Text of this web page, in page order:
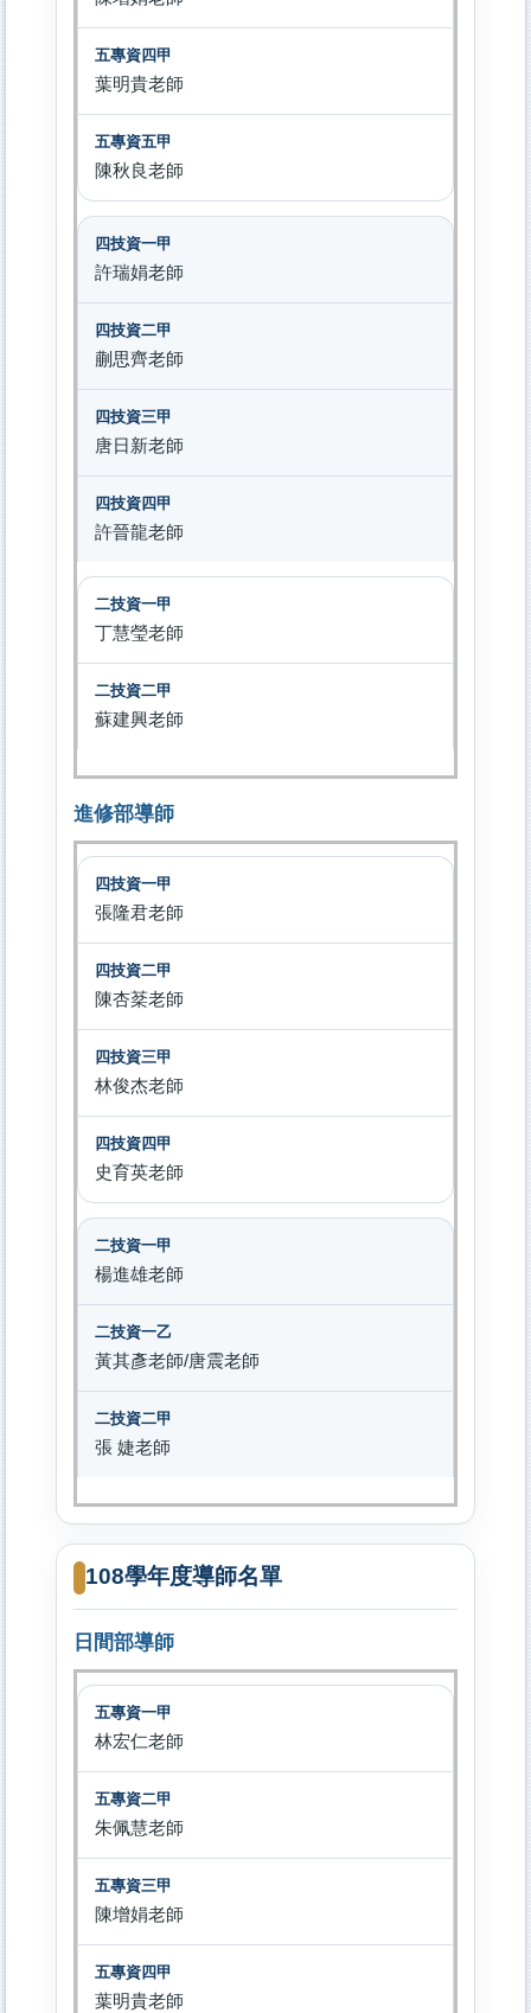
葉明貴老師
陳秋良老師
許瑞娟老師
蒯思齊老師
唐日新老師
許晉龍老師
丁慧瑩老師
蘇建興老師
進修部導師
張隆君老師
陳杏棻老師
林俊杰老師
史育英老師
楊進雄老師
黃其彥老師/唐震老師
張 婕老師
108學年度導師名單
日間部導師
林宏仁老師
朱佩慧老師
陳增娟老師
葉明貴老師